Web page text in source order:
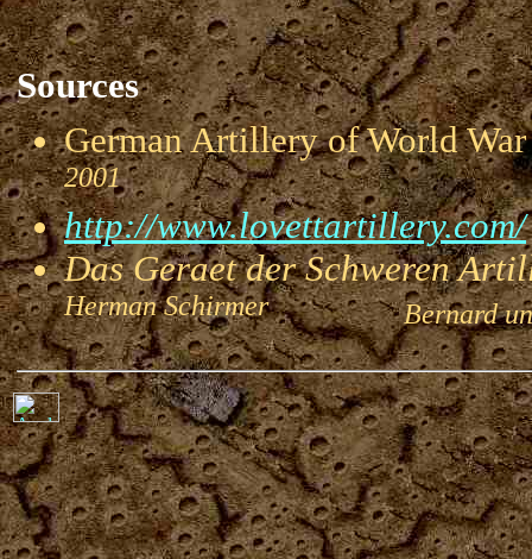
Sources
German Artillery of World
2001
http://www.lovettartillery.com/
Das Geraet der Schweren
Herman SchirmerBernard